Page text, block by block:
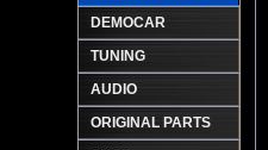
DEMOCAR
TUNING
AUDIO
ORIGINAL PARTS